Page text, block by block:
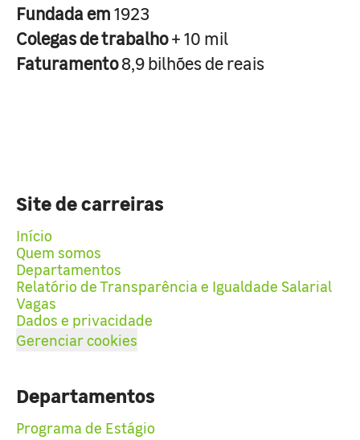
Fundada em1923
Colegas de trabalho+ 10 mil
Faturamento8,9 bilhões de reais
Site de carreiras
Início
Quem somos
Departamentos
Relatório de Transparência e Igualdade Salarial
Vagas
Dados e privacidade
Gerenciar cookies
Departamentos
Programa de Estágio